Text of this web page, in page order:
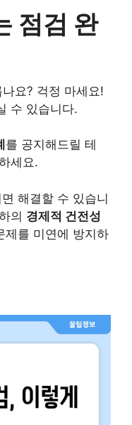
점검 완
요? 걱정 마세요!
수 있습니다.
를 공지해드릴 테
세요.
해결할 수 있습니
의 경제적 건전성
제를 미연에 방지하